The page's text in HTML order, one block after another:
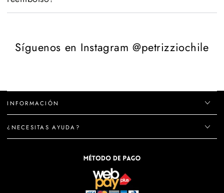
Síguenos en Instagram @petrizziochile
INFORMACIÓN
¿NECESITAS AYUDA?